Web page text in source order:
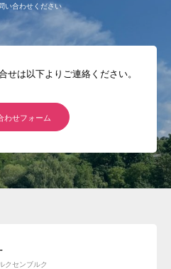
い合わせください
せは以下よりご連絡ください。
わせフォーム
クセンブルク